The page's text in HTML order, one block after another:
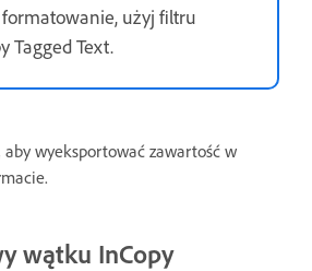
formatowanie, użyj filtru
Tagged Text.
aby wyeksportować zawartość w
wątku InCopy